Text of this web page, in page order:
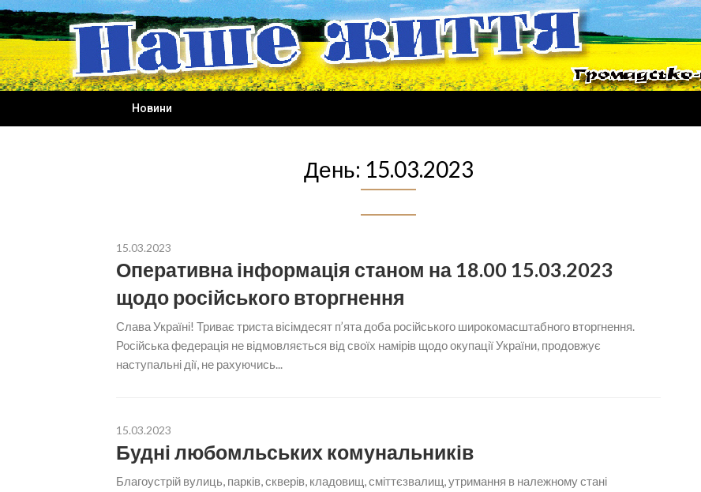
Skip
to
content
Новини
День: 15.03.2023
15.03.2023
Оперативна інформація станом на 18.00 15.03.2023
щодо російського вторгнення
Слава Україні! Триває триста вісімдесят п’ята доба російського широкомасштабного вторгнення.
Російська федерація не відмовляється від своїх намірів щодо окупації України, продовжує
наступальні дії, не рахуючись...
15.03.2023
Будні любомльських комунальників
Благоустрій вулиць, парків, скверів, кладовищ, сміттєзвалищ, утримання в належному стані